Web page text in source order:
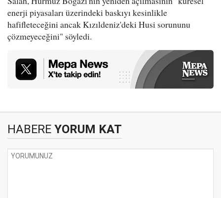
enerji piyasaları üzerindeki baskıyı kesinlikle
hafifleteceğini ancak Kızıldeniz'deki Husi sorununu
çözmeyeceğini" söyledi.
HABERE YORUM KAT